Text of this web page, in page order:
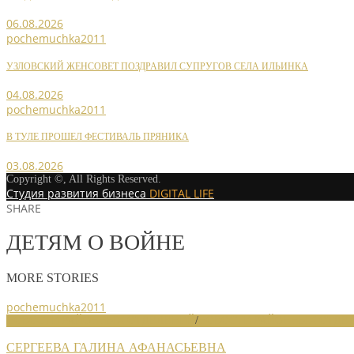
06.08.2026
pochemuchka2011
УЗЛОВСКИЙ ЖЕНСОВЕТ ПОЗДРАВИЛ СУПРУГОВ СЕЛА ИЛЬИНКА
04.08.2026
pochemuchka2011
В ТУЛЕ ПРОШЕЛ ФЕСТИВАЛЬ ПРЯНИКА
03.08.2026
Copyright ©, All Rights Reserved.
Студия развития бизнеса DIGITAL LIFE
SHARE
ДЕТЯМ О ВОЙНЕ
MORE STORIES
pochemuchka2011
/
СЕРГЕЕВА ГАЛИНА АФАНАСЬЕВНА